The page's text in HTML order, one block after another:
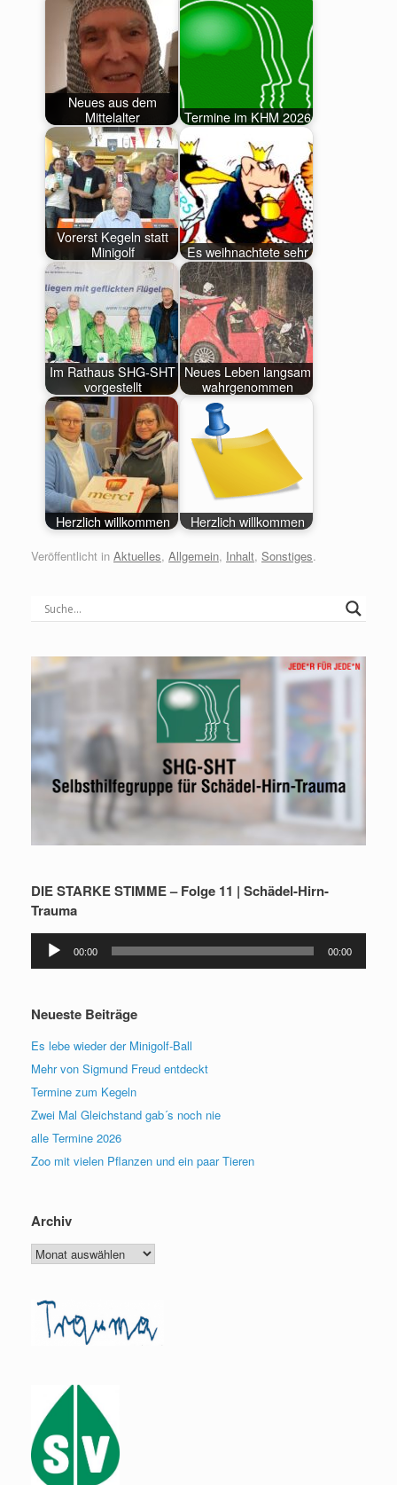
Neues aus dem
Mittelalter
Termine im KHM 2026
Vorerst Kegeln statt
Minigolf
Es weihnachtete sehr
Im Rathaus SHG-SHT
vorgestellt
Neues Leben langsam
wahrgenommen
Herzlich willkommen Herzlich willkommen
Veröffentlicht in Aktuelles, Allgemein, Inhalt, Sonstiges.
DIE STARKE STIMME – Folge 11 | Schädel-Hirn-
Trauma
Audio-
Player
00:00 00:00
Neueste Beiträge
Es lebe wieder der Minigolf-Ball
Mehr von Sigmund Freud entdeckt
Termine zum Kegeln
Zwei Mal Gleichstand gab´s noch nie
alle Termine 2026
Zoo mit vielen Pflanzen und ein paar Tieren
Archiv
Archiv